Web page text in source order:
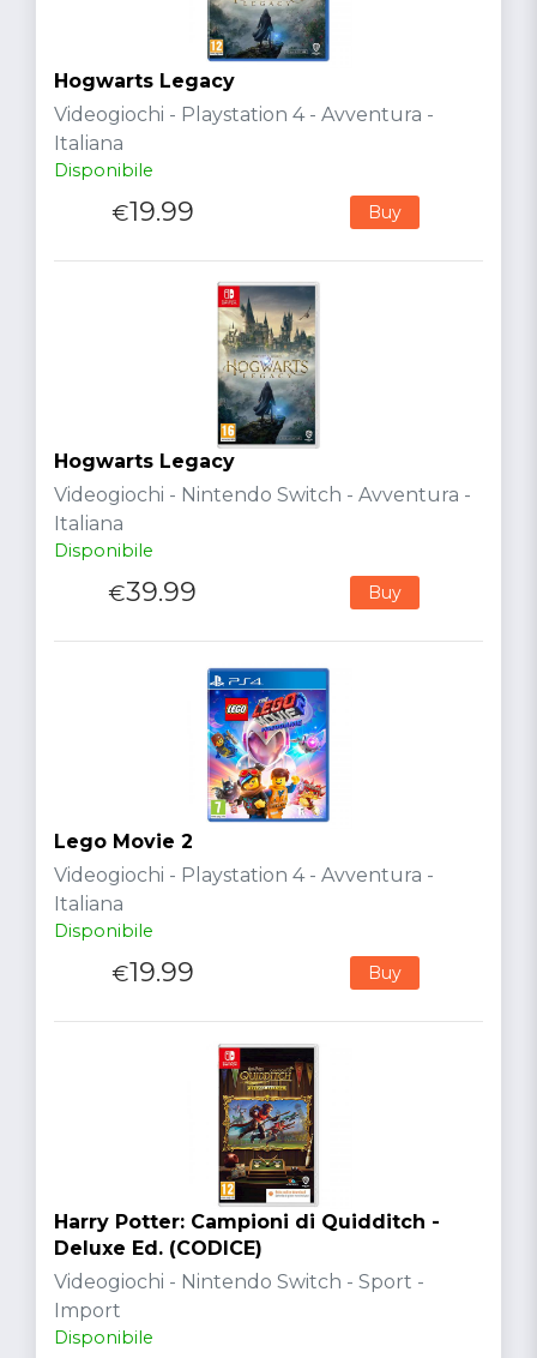
Hogwarts Legacy
Videogiochi - Playstation 4 - Avventura -
Italiana
Disponibile
€19.99 Buy
Hogwarts Legacy
Videogiochi - Nintendo Switch - Avventura -
Italiana
Disponibile
€39.99 Buy
Lego Movie 2
Videogiochi - Playstation 4 - Avventura -
Italiana
Disponibile
€19.99 Buy
Harry Potter: Campioni di Quidditch -
Deluxe Ed. (CODICE)
Videogiochi - Nintendo Switch - Sport -
Import
Disponibile